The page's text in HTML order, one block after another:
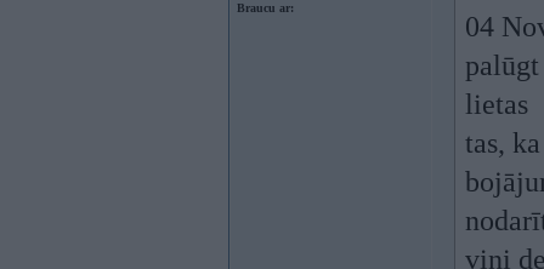
Braucu ar:
04
lietas
tas,
viņi